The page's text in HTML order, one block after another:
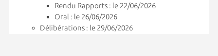
Rendu Rapports : le 22/06/2026
Oral : le 26/06/2026
Délibérations : le 29/06/2026